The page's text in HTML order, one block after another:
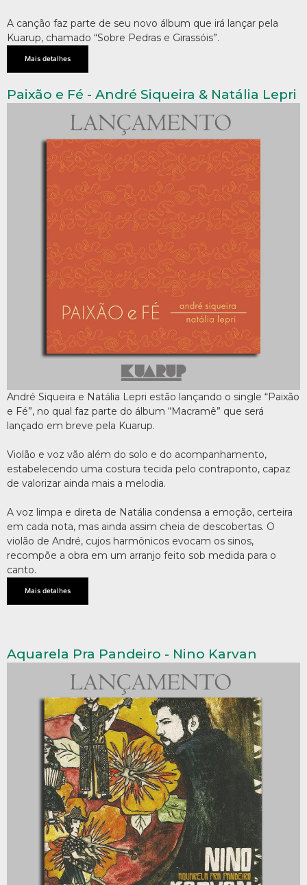
A canção faz parte de seu novo álbum que irá lançar pela
Kuarup, chamado “Sobre Pedras e Girassóis”.
Mais detalhes
Paixão e Fé - André Siqueira & Natália Lepri
André Siqueira e Natália Lepri estão lançando o single “Paixão
e Fé”, no qual faz parte do álbum “Macramê” que será
lançado em breve pela Kuarup.
Violão e voz vão além do solo e do acompanhamento,
estabelecendo uma costura tecida pelo contraponto, capaz
de valorizar ainda mais a melodia.
A voz limpa e direta de Natália condensa a emoção, certeira
em cada nota, mas ainda assim cheia de descobertas. O
violão de André, cujos harmônicos evocam os sinos,
recompõe a obra em um arranjo feito sob medida para o
canto.
Mais detalhes
Aquarela Pra Pandeiro - Nino Karvan